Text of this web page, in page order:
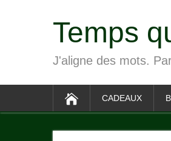
Temps
J'aligne des mots.
CADEAUX